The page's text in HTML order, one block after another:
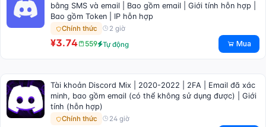
bằng SMS và email | Bao gồm email | Giới tính hỗn hợp |
Bao gồm Token | IP hỗn hợp
Chính thức 2 giờ
¥3.74 559 Tự động Mua
Tài khoản Discord Mix | 2020-2022 | 2FA | Email đã xác
minh, bao gồm email (có thể không sử dụng được) | Giới
tính (hỗn hợp)
Chính thức 24 giờ